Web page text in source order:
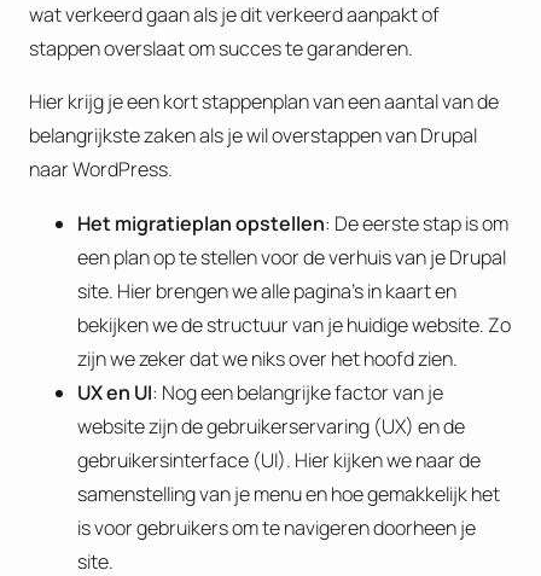
wat verkeerd gaan als je dit verkeerd aanpakt of
stappen overslaat om succes te garanderen.
Hier krijg je een kort stappenplan van een aantal van de
belangrijkste zaken als je wil overstappen van Drupal
naar WordPress.
Het migratieplan opstellen: De eerste stap is om
een plan op te stellen voor de verhuis van je Drupal
site. Hier brengen we alle pagina’s in kaart en
bekijken we de structuur van je huidige website. Zo
zijn we zeker dat we niks over het hoofd zien.
UX en UI: Nog een belangrijke factor van je
website zijn de gebruikerservaring (UX) en de
gebruikersinterface (UI). Hier kijken we naar de
samenstelling van je menu en hoe gemakkelijk het
is voor gebruikers om te navigeren doorheen je
site.